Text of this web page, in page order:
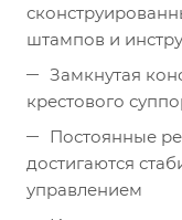
штампов и
Замкнутая
крестового
Постоянные
достигаются
управлением